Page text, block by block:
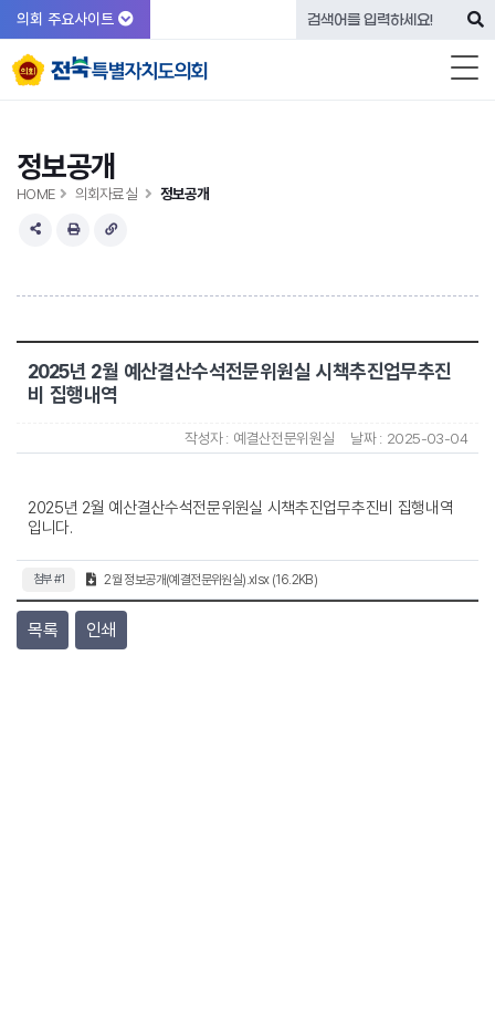
의회 주요사이트
정보공개
HOME 의회자료실 정보공개
2025년 2월 예산결산수석전문위원실 시책추진업무추진
비 집행내역
작성자 : 예결산전문위원실 날짜 : 2025-03-04
2025년 2월 예산결산수석전문위원실 시책추진업무추진비 집행내역
입니다.
첨부 #1 2월 정보공개(예결전문위원실).xlsx (16.2KB)
목록 인쇄